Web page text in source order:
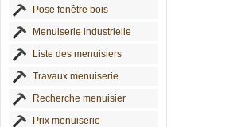
Pose fenêtre bois
Menuiserie industrielle
Liste des menuisiers
Travaux menuiserie
Recherche menuisier
Prix menuiserie